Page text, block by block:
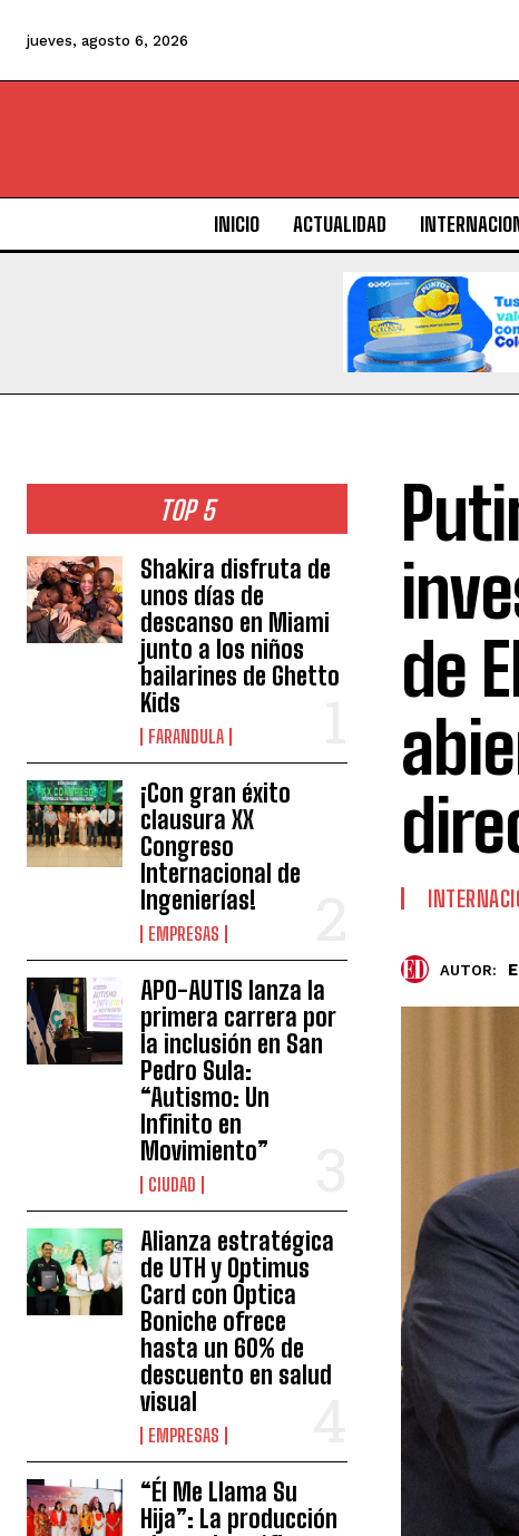
jueves, agosto 6, 2026
INICIO ACTUALIDAD
TOP 5
Shakira disfruta de
unos días de
descanso en Miami
junto a los niños
bailarines de Ghetto
Kids
FARANDULA
¡Con gran éxito
clausura XX
Congreso
Internacional de
Ingenierías!
EMPRESAS
APO-AUTIS lanza la
primera carrera por
la inclusión en San
Pedro Sula:
“Autismo: Un
Infinito en
Movimiento”
CIUDAD
Alianza estratégica
de UTH y Optimus
Card con Óptica
Boniche ofrece
hasta un 60% de
descuento en salud
visual
EMPRESAS
“Él Me Llama Su
Hija”: La producción
de
AUTOR: